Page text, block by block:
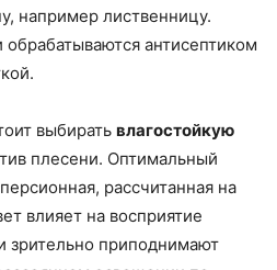
например лиственницу.
антисептиком
выбирать влагостойкую
плесени. Оптимальный
рассчитанная на
влияет на восприятие
зрительно приподнимают